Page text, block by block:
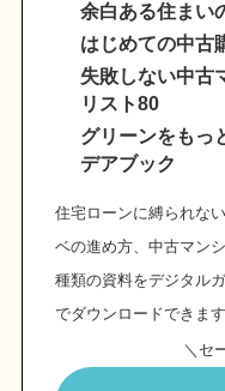
余白ある住まい
はじめての中古
失敗しない中古
リスト80
グリーンをもっ
デアブック
住宅ローンに縛られな
ベの進め方、中古マン
種類の資料をデジタル
でダウンロードできます
＼セ